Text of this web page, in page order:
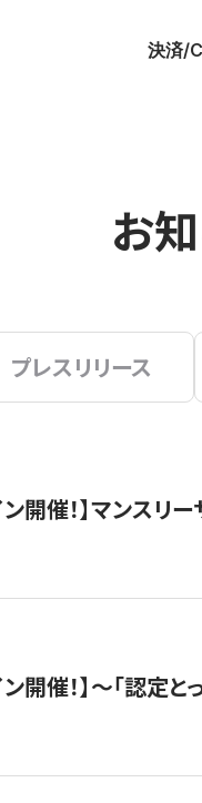
決済/
お
プレスリリース
ン開催！】マン
ン開催！】〜「認定